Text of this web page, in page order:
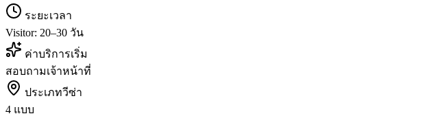
ระยะเวลา
Visitor: 20–30 วัน
ค่าบริการเริ่ม
สอบถามเจ้าหน้าที่
ประเภทวีซ่า
4 แบบ